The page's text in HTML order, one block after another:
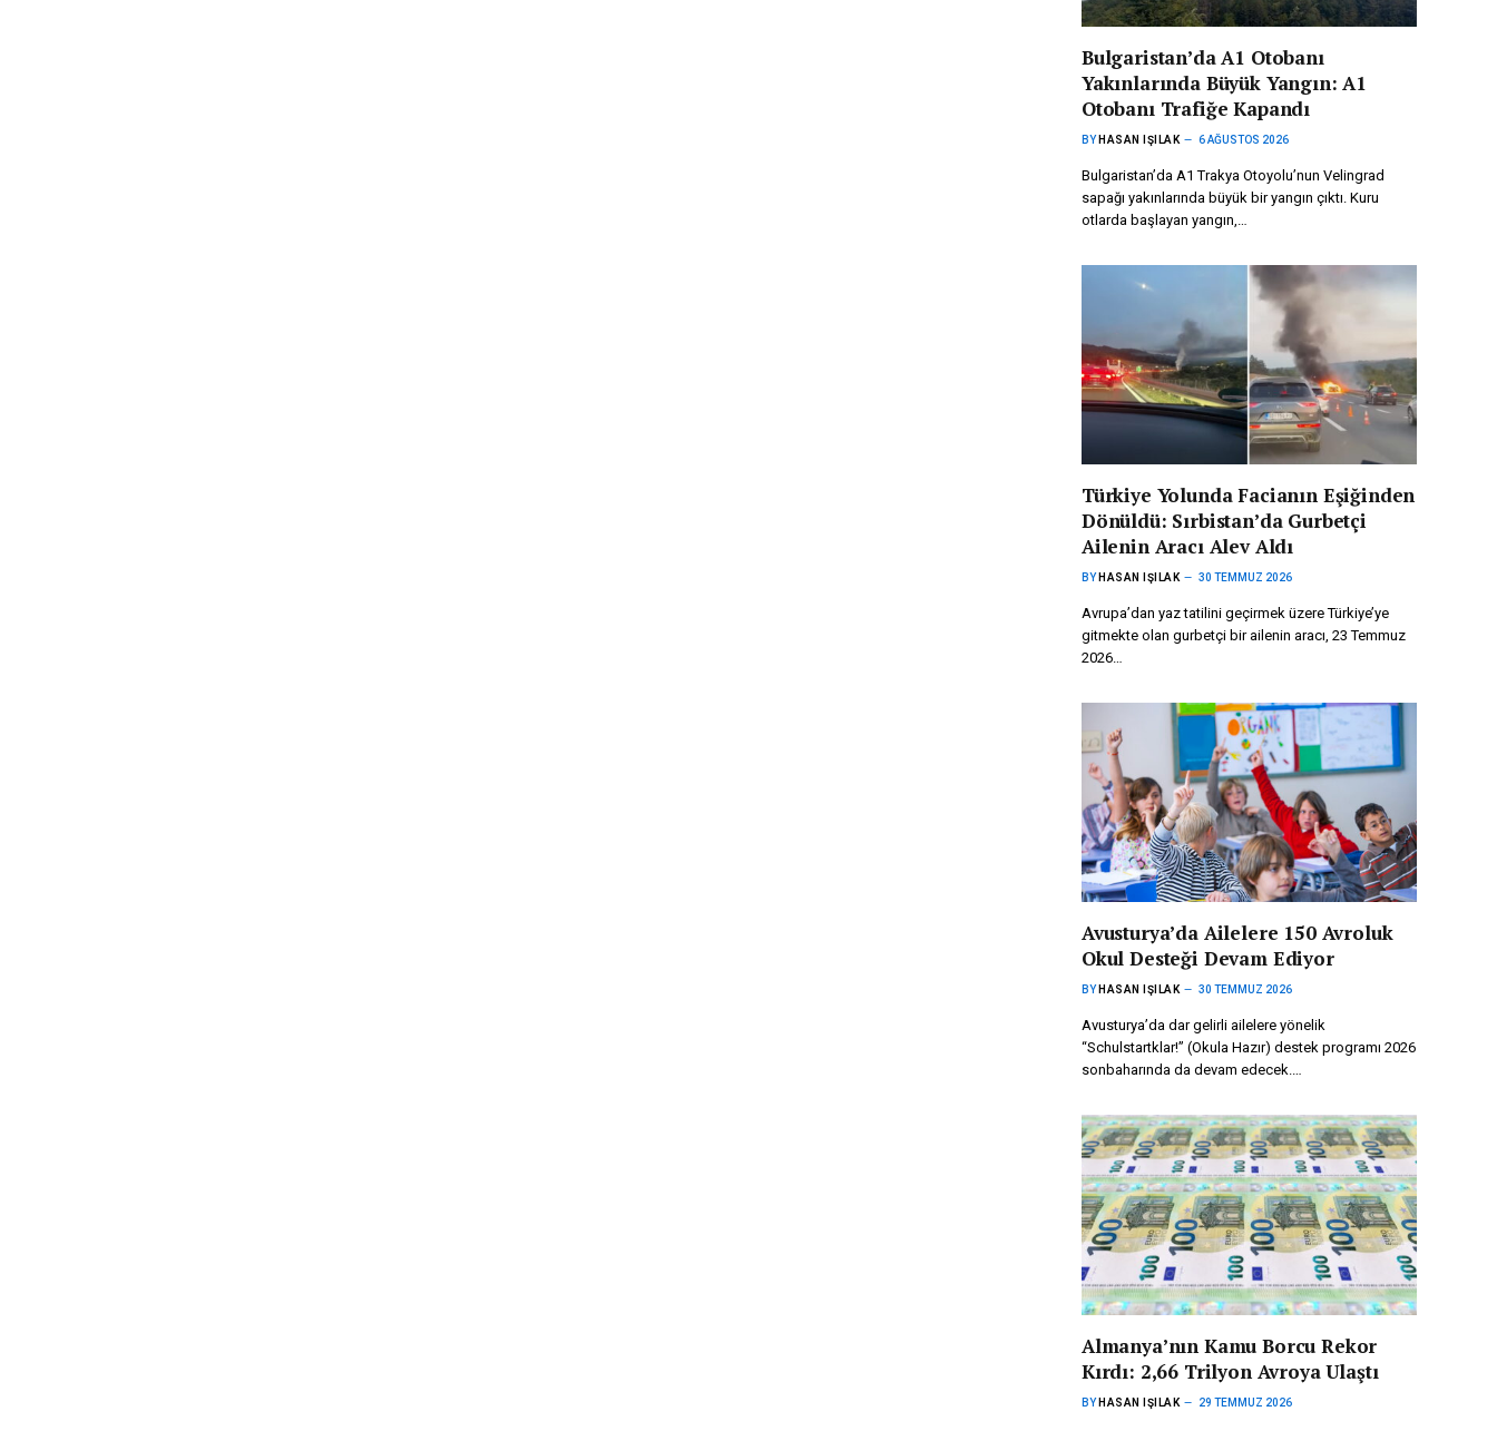
Bulgaristan’da A1 Otobanı
Yakınlarında Büyük Yangın: A1
Otobanı Trafiğe Kapandı
BY HASAN IŞILAK 6 AĞUSTOS 2026
Bulgaristan’da A1 Trakya Otoyolu’nun Velingrad
sapağı yakınlarında büyük bir yangın çıktı. Kuru
otlarda başlayan yangın,…
Türkiye Yolunda Facianın Eşiğinden
Dönüldü: Sırbistan’da Gurbetçi
Ailenin Aracı Alev Aldı
BY HASAN IŞILAK 30 TEMMUZ 2026
Avrupa’dan yaz tatilini geçirmek üzere Türkiye’ye
gitmekte olan gurbetçi bir ailenin aracı, 23 Temmuz
2026…
Avusturya’da Ailelere 150 Avroluk
Okul Desteği Devam Ediyor
BY HASAN IŞILAK 30 TEMMUZ 2026
Avusturya’da dar gelirli ailelere yönelik
“Schulstartklar!” (Okula Hazır) destek programı 2026
sonbaharında da devam edecek.…
Almanya’nın Kamu Borcu Rekor
Kırdı: 2,66 Trilyon Avroya Ulaştı
BY HASAN IŞILAK 29 TEMMUZ 2026